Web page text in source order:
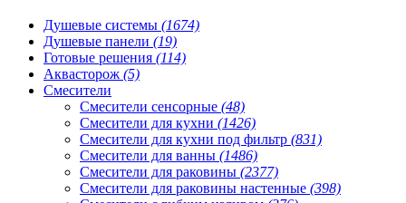
Душевые системы (1674)
Душевые панели (19)
Готовые решения (114)
Аквасторож (5)
Смесители
Смесители сенсорные (48)
Смесители для кухни (1426)
Смесители для кухни под фильтр (831)
Смесители для ванны (1486)
Смесители для раковины (2377)
Смесители для раковины настенные (398)